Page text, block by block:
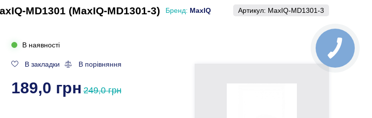
MD1301 (MaxIQ-MD1301-3) Бренд: MaxIQ Артикул: MaxIQ-MD1301-3
В наявності
В закладки В порівняння
189,0 грн 249,0 грн